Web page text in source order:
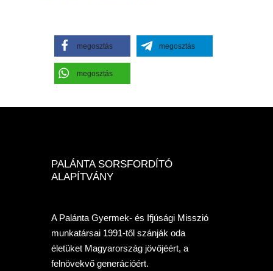
megosztás megosztás
megosztás
PALÁNTA SORSFORDÍTÓ
ALAPÍTVÁNY
A Palánta Gyermek- és Ifjúsági Misszió
munkatársai 1991-től szánják oda
életüket Magyarország jövőjéért, a
felnövekvő generációért.